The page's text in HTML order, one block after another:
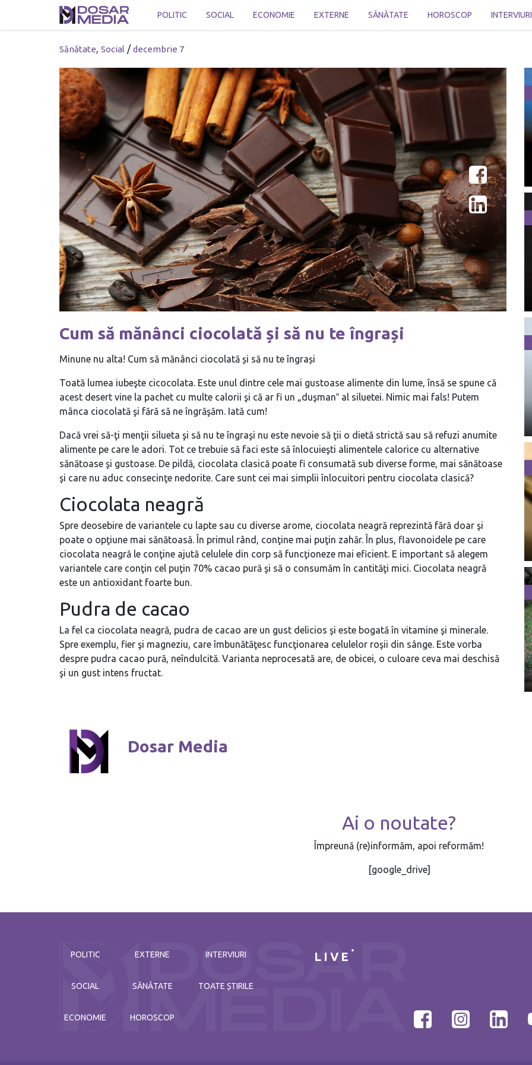
POLITIC SOCIAL ECONOMIE EXTERNE SĂNĂTATE HOROSCOP INTERVIURI
Sănătate, Social /decembrie 7
Cum să mănânci ciocolată și să nu te îngrași
Minune nu alta! Cum să mănânci ciocolată și să nu te îngrași
Toată lumea iubeşte cicocolata. Este unul dintre cele mai gustoase alimente din lume, însă se spune că
acest desert vine la pachet cu multe calorii şi că ar fi un „duşman‟ al siluetei. Nimic mai fals! Putem
mânca ciocolată şi fără să ne îngrăşăm. Iată cum!
Dacă vrei să-ţi menţii silueta şi să nu te îngraşi nu este nevoie să ţii o dietă strictă sau să refuzi anumite
alimente pe care le adori. Tot ce trebuie să faci este să înlocuieşti alimentele calorice cu alternative
sănătoase şi gustoase. De pildă, ciocolata clasică poate fi consumată sub diverse forme, mai sănătoase
şi care nu aduc consecinţe nedorite. Care sunt cei mai simplii înlocuitori pentru ciocolata clasică?
Ciocolata neagră
Spre deosebire de variantele cu lapte sau cu diverse arome, ciocolata neagră reprezintă fără doar şi
poate o opţiune mai sănătoasă. În primul rând, conţine mai puţin zahăr. În plus, flavonoidele pe care
ciocolata neagră le conţine ajută celulele din corp să funcţioneze mai eficient. E important să alegem
variantele care conţin cel puţin 70% cacao pură şi să o consumăm în cantităţi mici. Ciocolata neagră
este un antioxidant foarte bun.
Pudra de cacao
La fel ca ciocolata neagră, pudra de cacao are un gust delicios şi este bogată în vitamine şi minerale.
Spre exemplu, fier şi magneziu, care îmbunătăţesc funcţionarea celulelor roşii din sânge. Este vorba
despre pudra cacao pură, neîndulcită. Varianta neprocesată are, de obicei, o culoare ceva mai deschisă
şi un gust intens fructat.
Dosar Media
Ai o noutate?
Împreună (re)informăm, apoi reformăm!
[google_drive]
POLITIC
SOCIAL
ECONOMIE
EXTERNE
SĂNĂTATE
HOROSCOP
INTERVIURI
TOATE ȘTIRILE
LIVE